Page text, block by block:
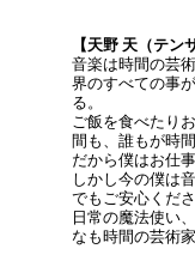
【天野 天（テ
音楽は時間の芸
界のすべての事
る。
ご飯を食べたり
間も、誰もが時
だから僕はお仕
しかし今の僕は
でもご安心くだ
日常の魔法使い
なも時間の芸術家